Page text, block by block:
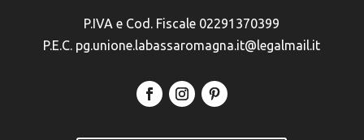
P.IVA e Cod. Fiscale 02291370399
P.E.C. pg.unione.labassaromagna.it@legalmail.it